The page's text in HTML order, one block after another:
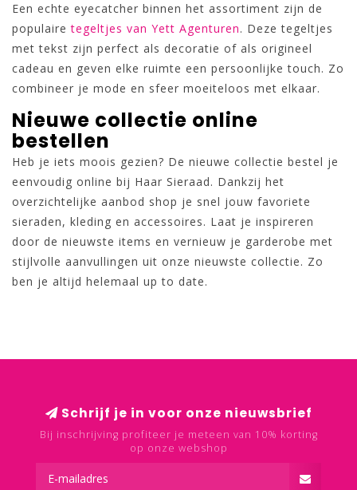
Een echte eyecatcher binnen het assortiment zijn de
populairetegeltjes van Yett Agenturen. Deze tegeltjes
met tekst zijn perfect als decoratie of als origineel
cadeau en geven elke ruimte een persoonlijke touch. Zo
combineer je mode en sfeer moeiteloos met elkaar.
Nieuwe collectie online
bestellen
Heb je iets moois gezien? De nieuwe collectie bestel je
eenvoudig online bij Haar Sieraad. Dankzij het
overzichtelijke aanbod shop je snel jouw favoriete
sieraden, kleding en accessoires. Laat je inspireren
door de nieuwste items en vernieuw je garderobe met
stijlvolle aanvullingen uit onze nieuwste collectie. Zo
ben je altijd helemaal up to date.
Schrijf je in voor onze nieuwsbrief
Bij inschrijving profiteer je meteen van 10% korting
op onze webshop